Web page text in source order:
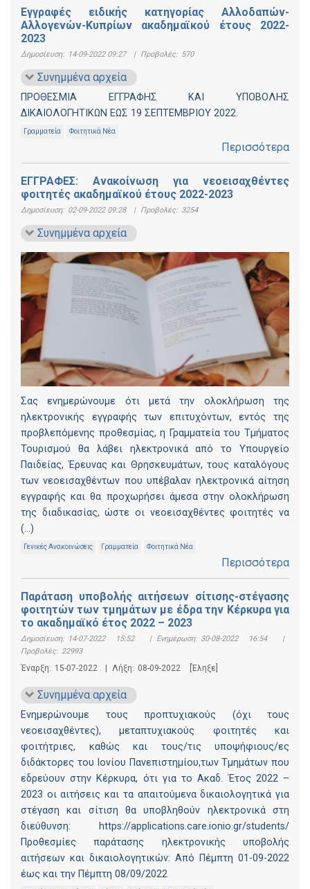
Εγγραφές ειδικής κατηγορίας Αλλοδαπών-
Αλλογενών-Κυπρίων ακαδημαϊκού έτους 2022-
2023
Δημοσίευση: 14-09-2022 09:27 | Προβολές: 570
Συνημμένα αρχεία
ΠΡΟΘΕΣΜΙΑ ΕΓΓΡΑΦΗΣ ΚΑΙ ΥΠΟΒΟΛΗΣ
ΔΙΚΑΙΟΛΟΓΗΤΙΚΩΝ ΕΩΣ 19 ΣΕΠΤΕΜΒΡΙΟΥ 2022.
Γραμματεία Φοιτητικά Νέα
Περισσότερα
ΕΓΓΡΑΦΕΣ: Ανακοίνωση για νεοεισαχθέντες
φοιτητές ακαδημαϊκού έτους 2022-2023
Δημοσίευση: 02-09-2022 09:28 | Προβολές: 3254
Συνημμένα αρχεία
Σας ενημερώνουμε ότι μετά την ολοκλήρωση της
ηλεκτρονικής εγγραφής των επιτυχόντων, εντός της
προβλεπόμενης προθεσμίας, η Γραμματεία του Τμήματος
Τουρισμού θα λάβει ηλεκτρονικά από το Υπουργείο
Παιδείας, Έρευνας και Θρησκευμάτων, τους καταλόγους
των νεοεισαχθέντων που υπέβαλαν ηλεκτρονικά αίτηση
εγγραφής και θα προχωρήσει άμεσα στην ολοκλήρωση
της διαδικασίας, ώστε οι νεοεισαχθέντες φοιτητές να
(...)
Γενικές Ανακοινώσεις Γραμματεία Φοιτητικά Νέα
Περισσότερα
Παράταση υποβολής αιτήσεων σίτισης-στέγασης
φοιτητών των τμημάτων με έδρα την Κέρκυρα για
το ακαδημαϊκό έτος 2022 – 2023
Δημοσίευση: 14-07-2022 15:52 | Ενημέρωση: 30-08-2022 16:54
|
Προβολές: 22993
Έναρξη: 15-07-2022 Λήξη: 08-09-2022 [Έληξε]
Συνημμένα αρχεία
Ενημερώνουμε τους προπτυχιακούς (όχι τους
νεοεισαχθέντες), μεταπτυχιακούς φοιτητές και
φοιτήτριες, καθώς και τους/τις υποψήφιους/ες
διδάκτορες του Ιονίου Πανεπιστημίου,των Τμημάτων που
εδρεύουν στην Κέρκυρα, ότι για το Ακαδ. Έτος 2022 –
2023 οι αιτήσεις και τα απαιτούμενα δικαιολογητικά για
στέγαση και σίτιση θα υποβληθούν ηλεκτρονικά στη
διεύθυνση: https://applications.care.ionio.gr/students/
Προθεσμίες παράτασης ηλεκτρονικής υποβολής
αιτήσεων και δικαιολογητικών: Από Πέμπτη 01-09-2022
έως και την Πέμπτη 08/09/2022